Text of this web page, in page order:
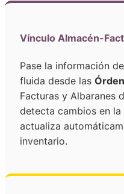
Vínculo Almacén-
Pase la información
fluida desde las
Facturas y Albaranes
detecta cambios en
actualiza
inventario.